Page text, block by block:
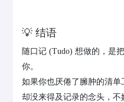
💡 结语
随口记 (Tudo) 想做的，是
你。
如果你也厌倦了臃肿的清
却没来得及记录的念头，